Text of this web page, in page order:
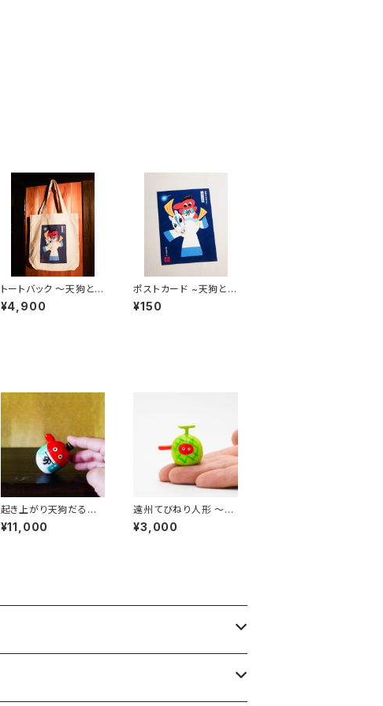
トートバック 〜天狗と白
馬〜（かばん部分 高さ
約39cm）
¥4,900
ポストカード ~天狗と白
馬~
¥150
起き上がり天狗だるま
（中）｜高さ約7cm
¥11,000
遠州てびねり人形 〜メ
ロン〜 ｜高さ約3.5cm
¥3,000